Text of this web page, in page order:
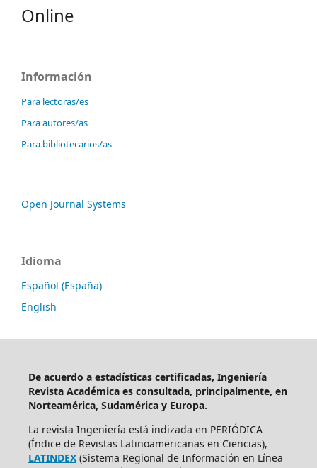
Online
Información
Para lectoras/es
Para autores/as
Para bibliotecarios/as
Open Journal Systems
Idioma
Español (España)
English
De acuerdo a estadísticas certificadas, Ingeniería
Revista Académica es consultada, principalmente, en
Norteamérica, Sudamérica y Europa.
La revista Ingeniería está indizada en PERIÓDICA
(Índice de Revistas Latinoamericanas en Ciencias),
LATINDEX (Sistema Regional de Información en Línea